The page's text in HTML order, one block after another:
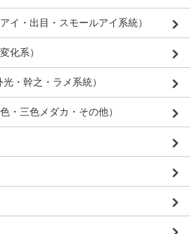
イ・出目・スモールアイ系統）
化系）
・幹之・ラメ系統）
・三色メダカ・その他）